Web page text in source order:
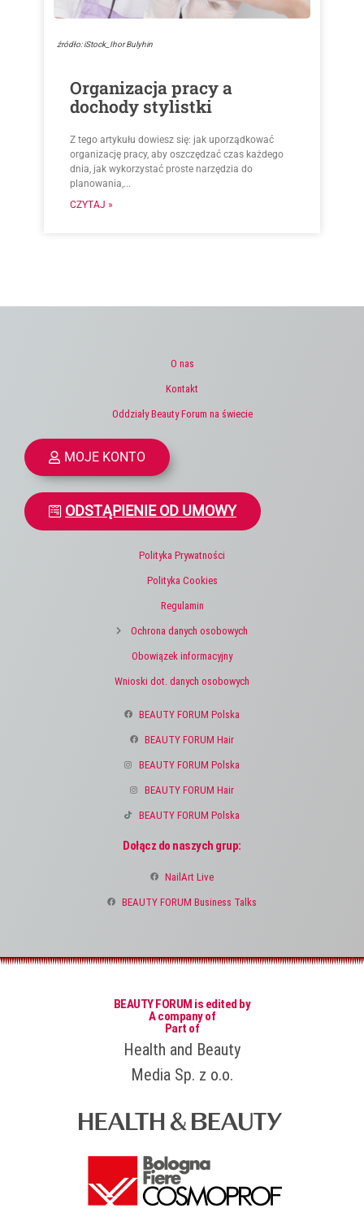
źródło: iStock_Ihor Bulyhin
Organizacja pracy a
dochody stylistki
Z tego artykułu dowiesz się: jak uporządkować
organizację pracy, aby oszczędzać czas każdego
dnia, jak wykorzystać proste narzędzia do
planowania,...
CZYTAJ »
O nas
Kontakt
Oddziały Beauty Forum na świecie
MOJE KONTO
ODSTĄPIENIE OD UMOWY
Polityka Prywatności
Polityka Cookies
Regulamin
Ochrona danych osobowych
Obowiązek informacyjny
Wnioski dot. danych osobowych
BEAUTY FORUM Polska
BEAUTY FORUM Hair
BEAUTY FORUM Polska
BEAUTY FORUM Hair
BEAUTY FORUM Polska
Dołącz do naszych grup:
NailArt Live
BEAUTY FORUM Business Talks
BEAUTY FORUM is edited by
A company of
Part of
Health and Beauty
Media Sp. z o.o.